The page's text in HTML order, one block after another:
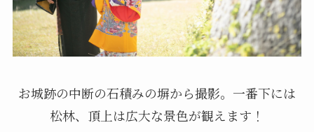
お城跡の中断の石積みの塀から撮影。一番下には
松林、頂上は広大な景色が観えます！